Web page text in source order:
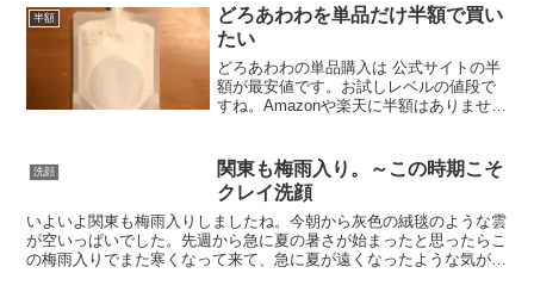
またお土産大作戦予定。毎...
半額
どろあわわを単品だけ半額で買い
たい
どろあわわの単品購入は 公式サイトの半
額が最安値です。お試しレベルの値段で
すね。Amazonや楽天に半額はありませ
洗顔
関東も梅雨入り。～この時期こそ
クレイ洗顔
いよいよ関東も梅雨入りしましたね。今朝から灰色の絨毯のような雲
が空いっぱいでした。先週から急に夏の暑さが始まったと思ったらこ
の梅雨入りでまた寒くなって来て、急に夏が遠くなったような気がし